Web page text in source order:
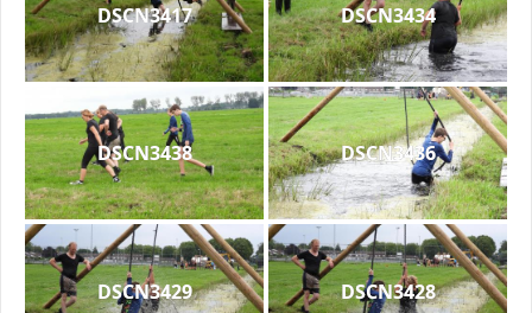
DSCN3417 DSCN3434
DSCN3438 DSCN3436
DSCN3429 DSCN3428